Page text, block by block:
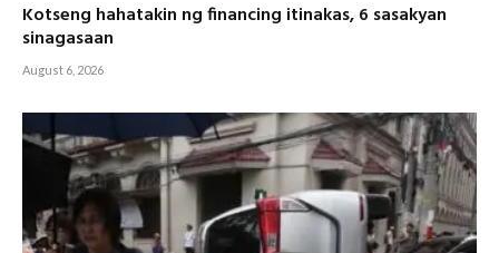
Kotseng hahatakin ng financing itinakas, 6 sasakyan
sinagasaan
August 6, 2026